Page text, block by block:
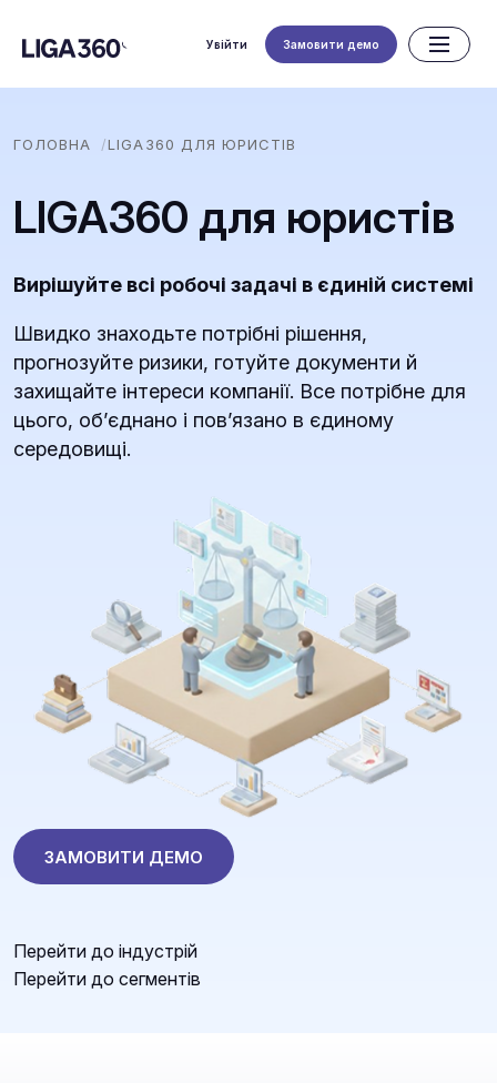
Увійти Замовити демо
ГОЛОВНА LIGA360 ДЛЯ ЮРИСТІВ
LIGA360 для юристів
Вирішуйте всі робочі задачі в єдиній системі
Швидко знаходьте потрібні рішення,
прогнозуйте ризики, готуйте документи й
захищайте інтереси компанії. Все потрібне для
цього, обʼєднано і повʼязано в єдиному
середовищі.
ЗАМОВИТИ ДЕМО
Перейти до індустрій
Перейти до сегментів